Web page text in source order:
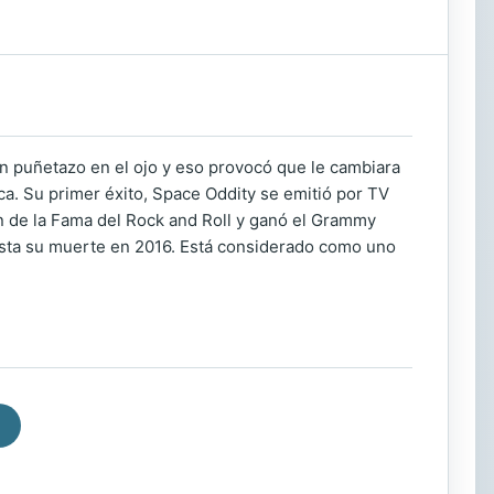
puñetazo en el ojo y eso provocó que le cambiara
Su primer éxito, Space Oddity se emitió por TV
la Fama del Rock and Roll y ganó el Grammy
su muerte en 2016. Está considerado como uno